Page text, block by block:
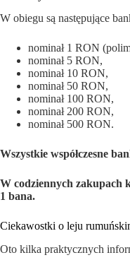
W obiegu są następujące
nominał 1 RON
nominał 5 RON,
nominał 10 RON,
nominał 50 RON,
nominał 100 RON,
nominał 200 RON,
nominał 500 RON.
Wszystkie współczesne
W codziennych zakupach
1 bana.
Ciekawostki o leju
Oto kilka praktycznych